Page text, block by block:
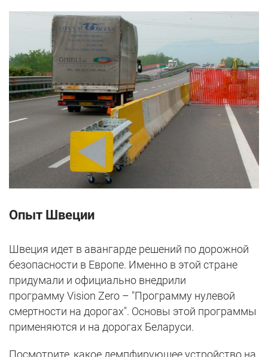
Опыт Швеции
Швеция идет в авангарде решений по дорожной
безопасности в Европе. Именно в этой стране
придумали и официально внедрили
программу Vision Zero – "Программу нулевой
смертности на дорогах". Основы этой программы
применяются и на дорогах Беларуси.